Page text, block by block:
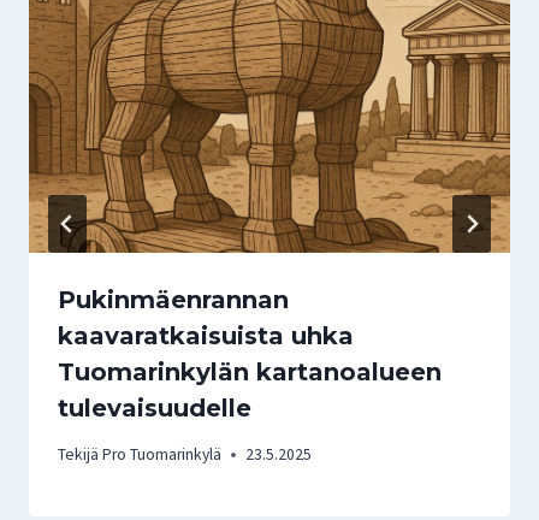
Pukinmäenrannan
kaavaratkaisuista uhka
Tuomarinkylän kartanoalueen
tulevaisuudelle
Tekijä Pro Tuomarinkylä 23.5.2025